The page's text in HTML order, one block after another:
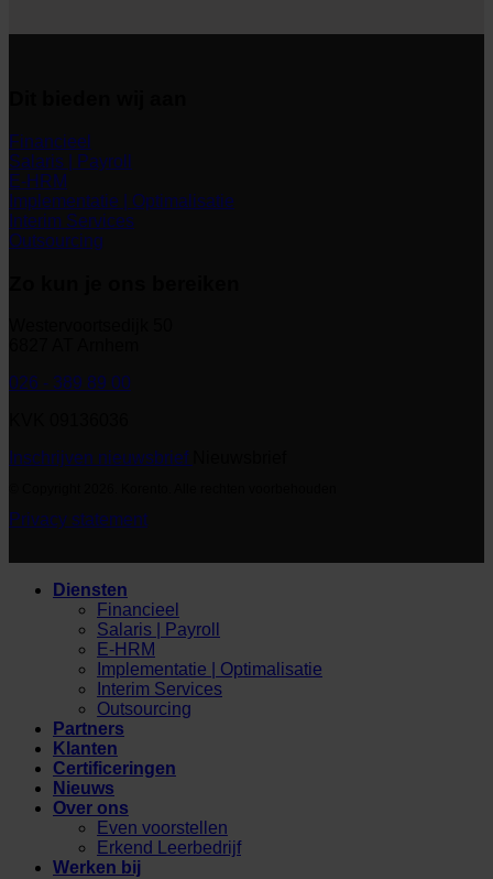
Financieel
Salaris | Payroll
E-HRM
Implementatie | Optimalisatie
Interim Services
Outsourcing
026 - 389 89 00
Inschrijven nieuwsbrief
Privacy statement
Diensten
Financieel
Salaris | Payroll
E-HRM
Implementatie | Optimalisatie
Interim Services
Outsourcing
Partners
Klanten
Certificeringen
Nieuws
Over ons
Even voorstellen
Erkend Leerbedrijf
Werken bij